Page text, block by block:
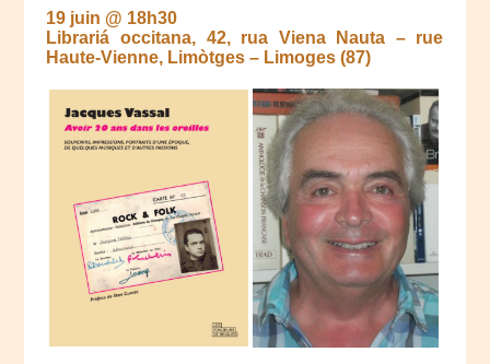
19 juin @ 18h30
Librariá occitana, 42, rua Viena Nauta – rue
Haute-Vienne, Limòtges – Limoges (87)